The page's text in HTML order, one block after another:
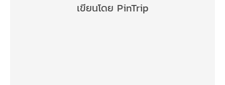
เขียนโดย PinTrip